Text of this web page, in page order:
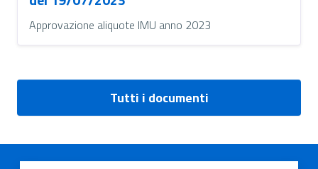
Approvazione aliquote IMU anno 2023
Tutti i documenti